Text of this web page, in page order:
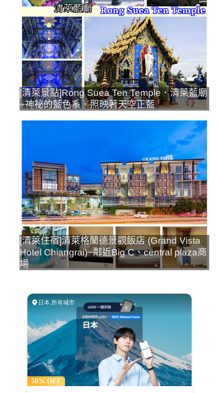
[清萊景點]Rong Suea Ten Temple．清萊藍廟
~神祕的藍色系．照映著天空正藍
[清萊住宿]清萊格蘭德景觀飯店 (Grand Vista
Hotel Chiangrai)~鄰近Big C、central plaza商
場